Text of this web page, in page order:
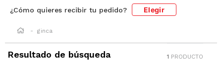
¿Cómo quieres recibir tu pedido? Elegir
ginca
Resultado de búsqueda 1 PRODUCTO